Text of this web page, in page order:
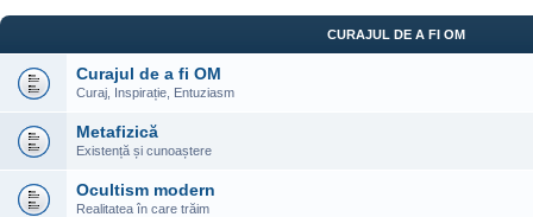
CURAJUL DE A FI OM
Curajul de a fi OM
Curaj, Inspirație, Entuziasm
Metafizică
Existență și cunoaștere
Ocultism modern
Realitatea în care trăim